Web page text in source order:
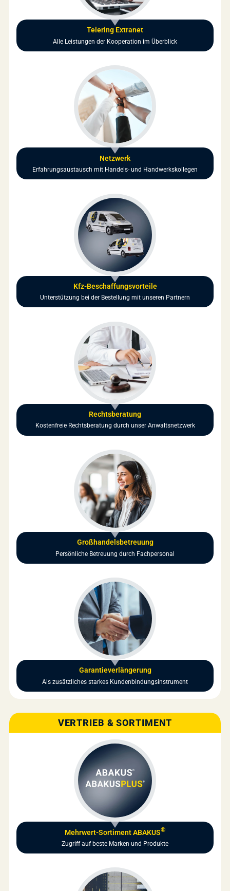
Telering Extranet
Alle Leistungen der Kooperation im Überblick
Netzwerk
Erfahrungsaustausch mit Handels- und Handwerkskollegen
Kfz-Beschaffungsvorteile
Unterstützung bei der Bestellung mit unseren Partnern
Rechtsberatung
Kostenfreie Rechtsberatung durch unser Anwaltsnetzwerk
Großhandelsbetreuung
Persönliche Betreuung durch Fachpersonal
Garantieverlängerung
Als zusätzliches starkes Kundenbindungsinstrument
VERTRIEB & SORTIMENT
Mehrwert-Sortiment ABAKUS®
Zugriff auf beste Marken und Produkte